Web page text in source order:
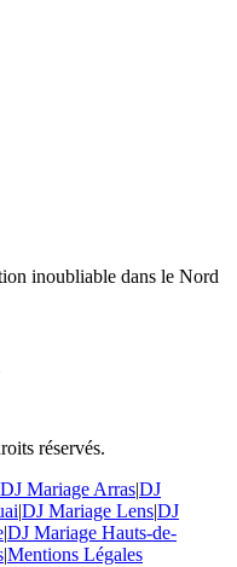
inoubliable dans le Nord
réservés.
DJ Mariage Arras|DJ
|DJ Mariage Lens|DJ
|DJ Mariage Hauts-de-
|Mentions Légales